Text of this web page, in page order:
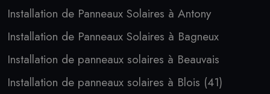
Installation de Panneaux Solaires à Antony
Installation de Panneaux Solaires à Bagneux
Installation de panneaux solaires à Beauvais
Installation de panneaux solaires à Blois (41)